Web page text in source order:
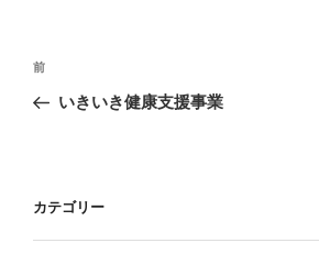
投
ナ
ー
シ
前
の
前
いきいき健康支援事業
カテゴリー